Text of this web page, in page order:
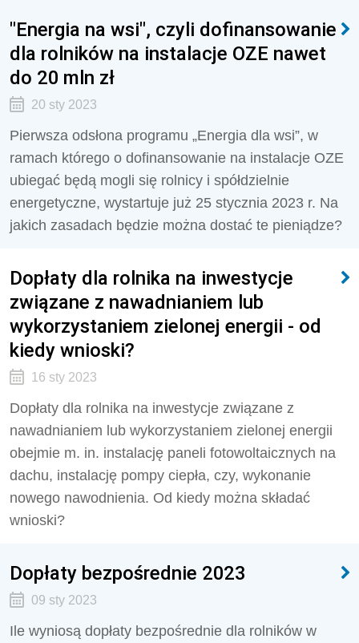
"Energia na wsi", czyli dofinansowanie
dla rolników na instalacje OZE nawet
do 20 mln zł
20 sty 2023
Pierwsza odsłona programu „Energia dla wsi”, w
ramach którego o dofinansowanie na instalacje OZE
ubiegać będą mogli się rolnicy i spółdzielnie
energetyczne, wystartuje już 25 stycznia 2023 r. Na
jakich zasadach będzie można dostać te pieniądze?
Dopłaty dla rolnika na inwestycje
związane z nawadnianiem lub
wykorzystaniem zielonej energii - od
kiedy wnioski?
16 sty 2023
Dopłaty dla rolnika na inwestycje związane z
nawadnianiem lub wykorzystaniem zielonej energii
obejmie m. in. instalację paneli fotowoltaicznych na
dachu, instalację pompy ciepła, czy, wykonanie
nowego nawodnienia. Od kiedy można składać
wnioski?
Dopłaty bezpośrednie 2023
09 sty 2023
Ile wyniosą dopłaty bezpośrednie dla rolników w